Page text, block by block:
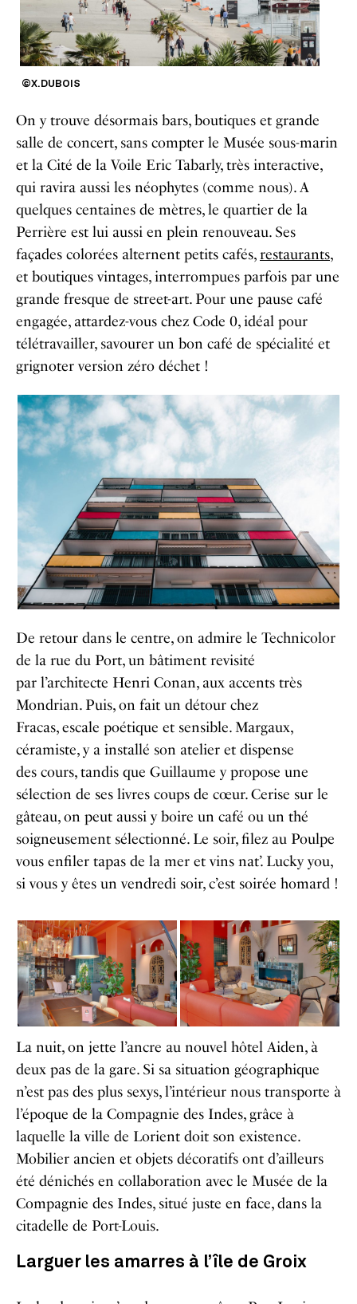
©X.DUBOIS
On y trouve désormais bars, boutiques et grande
salle de concert, sans compter le Musée sous-marin
et la Cité de la Voile Eric Tabarly, très interactive,
qui ravira aussi les néophytes (comme nous). A
quelques centaines de mètres, le quartier de la
Perrière est lui aussi en plein renouveau. Ses
façades colorées alternent petits cafés,restaurants,
et boutiques vintages, interrompues parfois par une
grande fresque de street-art. Pour une pause café
engagée, attardez-vous chez Code 0, idéal pour
télétravailler, savourer un bon café de spécialité et
grignoter version zéro déchet !
De retour dans le centre, on admire le Technicolor
de la rue du Port, un bâtiment revisité
par l’architecte Henri Conan, aux accents très
Mondrian. Puis, on fait un détour chez
Fracas, escale poétique et sensible. Margaux,
céramiste, y a installé son atelier et dispense
des cours, tandis que Guillaume y propose une
sélection de ses livres coups de cœur. Cerise sur le
gâteau, on peut aussi y boire un café ou un thé
soigneusement sélectionné. Le soir, filez au Poulpe
vous enfiler tapas de la mer et vins nat’. Lucky you,
si vous y êtes un vendredi soir, c’est soirée homard !
La nuit, on jette l’ancre au nouvel hôtel Aiden, à
deux pas de la gare. Si sa situation géographique
n’est pas des plus sexys, l’intérieur nous transporte à
l’époque de la Compagnie des Indes, grâce à
laquelle la ville de Lorient doit son existence.
Mobilier ancien et objets décoratifs ont d’ailleurs
été dénichés en collaboration avec le Musée de la
Compagnie des Indes, situé juste en face, dans la
citadelle de Port-Louis.
Larguer les amarres à l’île de Groix